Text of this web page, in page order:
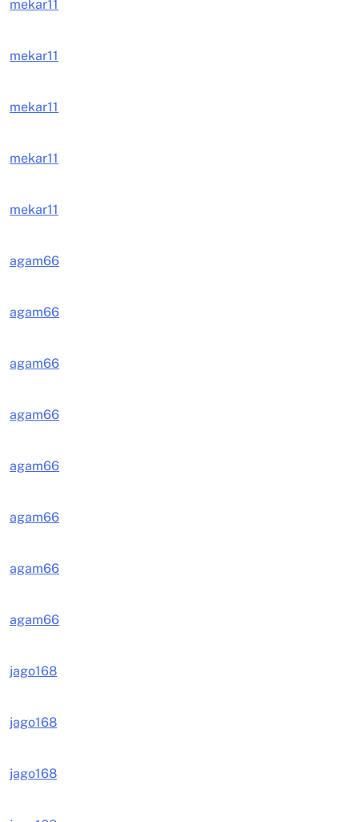
mekar11
mekar11
mekar11
mekar11
mekar11
agam66
agam66
agam66
agam66
agam66
agam66
agam66
agam66
jago168
jago168
jago168